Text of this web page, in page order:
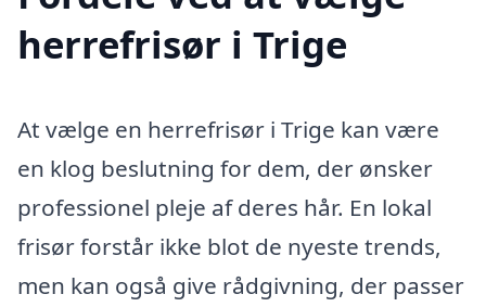
herrefrisør i Trige
At vælge en herrefrisør i Trige kan være
en klog beslutning for dem, der ønsker
professionel pleje af deres hår. En lokal
frisør forstår ikke blot de nyeste trends,
men kan også give rådgivning, der passer